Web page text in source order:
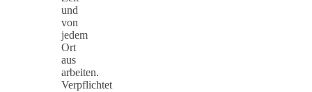
und
von
jedem
Ort
aus
arbeiten.
Verpflichtet